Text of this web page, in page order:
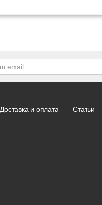
Доставка и оплата Статьи